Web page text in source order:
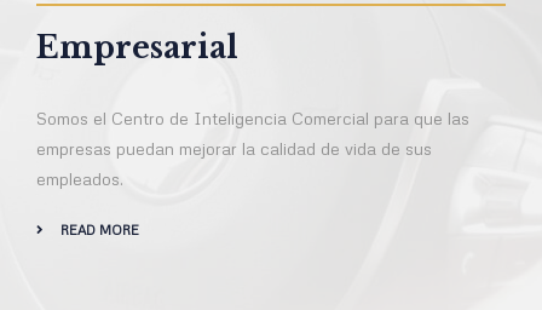
Empresarial
Somos el Centro de Inteligencia Comercial para que las
empresas puedan mejorar la calidad de vida de sus
empleados.
READ MORE